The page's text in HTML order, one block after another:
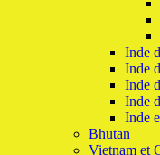
Inde
Inde
Inde
Inde
Inde
Bhutan
Vietnam et